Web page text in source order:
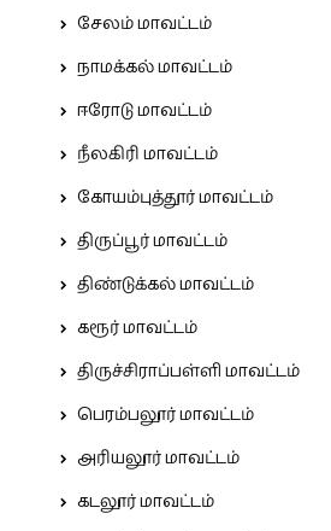
சேலம் மாவட்டம்
நாமக்கல் மாவட்டம்
ஈரோடு மாவட்டம்
நீலகிரி மாவட்டம்
கோயம்புத்தூர் மாவட்டம்
திருப்பூர் மாவட்டம்
திண்டுக்கல் மாவட்டம்
கரூர் மாவட்டம்
திருச்சிராப்பள்ளி மாவட்டம்
பெரம்பலூர் மாவட்டம்
அரியலூர் மாவட்டம்
கடலூர் மாவட்டம்